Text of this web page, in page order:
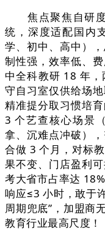
焦点聚焦自研度
统，深度适配国内
学、初中、高中）
制性强，效率低、
中全科教研 18 年
守自习室仅供给场
精准提分取习惯培
3 个艺查核心场景
拿、沉难点冲破）
合做 3 个月，对标
果不变、门店盈利
考大省市占率达
响应≤3 小时，敢于
周期兜底”，加盟商
教育行业最高尺度！